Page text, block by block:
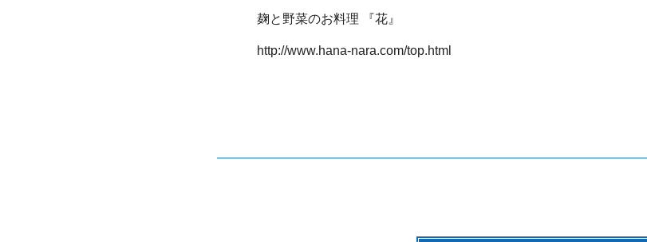
麹と野菜のお料理 『花』
http://www.hana-nara.com/top.html